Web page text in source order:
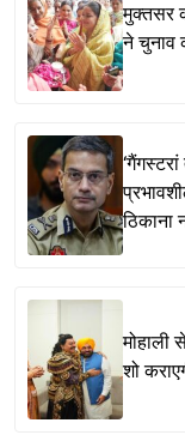
मुक्तसर
ने चुनाव
ठिकाना
मोहाली
शो